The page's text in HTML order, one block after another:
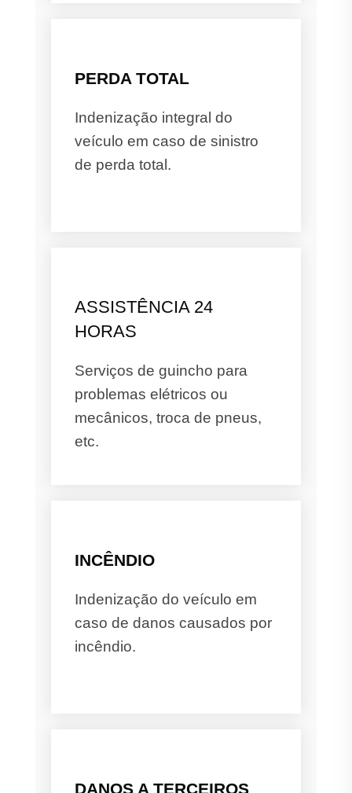
PERDA TOTAL
Indenização integral do
veículo em caso de sinistro
de perda total.
ASSISTÊNCIA 24
HORAS
Serviços de guincho para
problemas elétricos ou
mecânicos, troca de pneus,
etc.
INCÊNDIO
Indenização do veículo em
caso de danos causados por
incêndio.
DANOS A TERCEIROS